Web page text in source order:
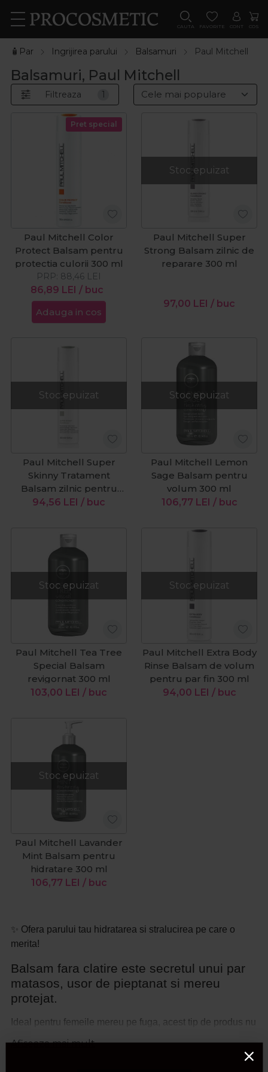
CAUTA FAVORITE CONT COS
🧴Par Ingrijirea parului Balsamuri Paul Mitchell
Balsamuri, Paul Mitchell
Filtreaza 1
Pret special
Paul Mitchell Color
Protect Balsam pentru
protectia culorii 300 ml
86,89 LEI / buc
PRP: 88,46 LEI
Adauga in cos
Stoc epuizat
Paul Mitchell Super
Strong Balsam zilnic de
reparare 300 ml
97,00 LEI / buc
Stoc epuizat
Paul Mitchell Super
Skinny Tratament
Balsam zilnic pentru
netezire 300 ml
94,56 LEI / buc
Stoc epuizat
Paul Mitchell Lemon
Sage Balsam pentru
volum 300 ml
106,77 LEI / buc
Stoc epuizat
Paul Mitchell Tea Tree
Special Balsam
revigornat 300 ml
103,00 LEI / buc
Stoc epuizat
Paul Mitchell Extra Body
Rinse Balsam de volum
pentru par fin 300 ml
94,00 LEI / buc
Stoc epuizat
Paul Mitchell Lavander
Mint Balsam pentru
hidratare 300 ml
106,77 LEI / buc
✨ Ofera parului tau hidratarea si stralucirea pe care o
merita!
Balsam fara clatire este secretul unui par
matasos, usor de pieptanat si mereu
protejat.
Ideal pentru femeile mereu pe fuga, acest tip de produs nu
Afiseaza mai mult